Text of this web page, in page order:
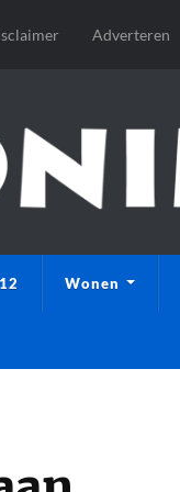
Adverteren
Wonen